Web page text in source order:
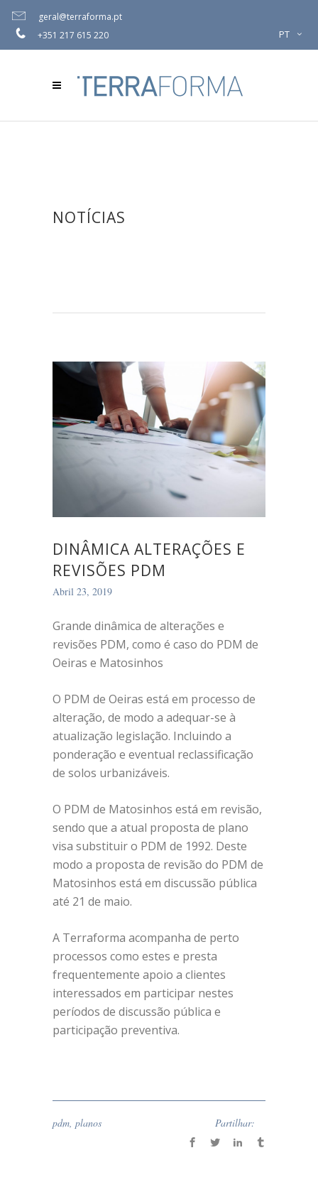
geral@terraforma.pt
+351 217 615 220
PT
NOTÍCIAS
DINÂMICA ALTERAÇÕES E
REVISÕES PDM
Abril 23, 2019
Grande dinâmica de alterações e
revisões PDM, como é caso do PDM de
Oeiras e Matosinhos
O PDM de Oeiras está em processo de
alteração, de modo a adequar-se à
atualização legislação. Incluindo a
ponderação e eventual reclassificação
de solos urbanizáveis.
O PDM de Matosinhos está em revisão,
sendo que a atual proposta de plano
visa substituir o PDM de 1992. Deste
modo a proposta de revisão do PDM de
Matosinhos está em discussão pública
até 21 de maio.
A Terraforma acompanha de perto
processos como estes e presta
frequentemente apoio a clientes
interessados em participar nestes
períodos de discussão pública e
participação preventiva.
pdm, planos Partilhar: